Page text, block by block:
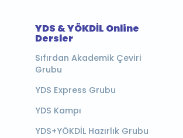
YDS & YÖKDİL Online
Dersler
Sıfırdan Akademik Çeviri
Grubu
YDS Express Grubu
YDS Kampı
YDS+YÖKDİL Hazırlık Grubu